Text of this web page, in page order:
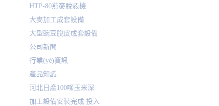
HTP-80燕麥脫殼機
大麥加工成套設備
大型豌豆脫皮成套設備
公司新聞
行業(yè)資訊
產品知識
河北日產100噸玉米深
加工設備安裝完成 投入